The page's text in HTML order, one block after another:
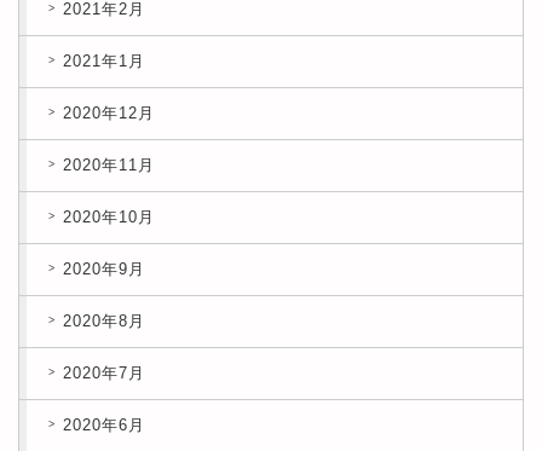
2021年2月
2021年1月
2020年12月
2020年11月
2020年10月
2020年9月
2020年8月
2020年7月
2020年6月